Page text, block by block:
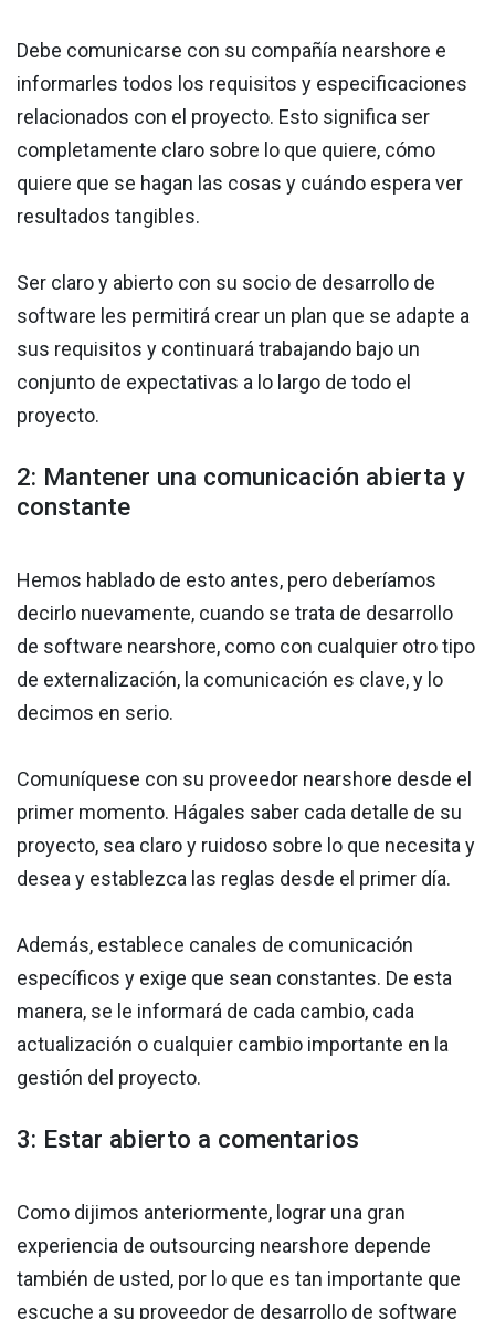
Debe comunicarse con su compañía nearshore e
informarles todos los requisitos y especificaciones
relacionados con el proyecto. Esto significa ser
completamente claro sobre lo que quiere, cómo
quiere que se hagan las cosas y cuándo espera ver
resultados tangibles.
Ser claro y abierto con su socio de desarrollo de
software les permitirá crear un plan que se adapte a
sus requisitos y continuará trabajando bajo un
conjunto de expectativas a lo largo de todo el
proyecto.
2: Mantener una comunicación abierta y
constante
Hemos hablado de esto antes, pero deberíamos
decirlo nuevamente, cuando se trata de desarrollo
de software nearshore, como con cualquier otro tipo
de externalización, la comunicación es clave, y lo
decimos en serio.
Comuníquese con su proveedor nearshore desde el
primer momento. Hágales saber cada detalle de su
proyecto, sea claro y ruidoso sobre lo que necesita y
desea y establezca las reglas desde el primer día.
Además, establece canales de comunicación
específicos y exige que sean constantes. De esta
manera, se le informará de cada cambio, cada
actualización o cualquier cambio importante en la
gestión del proyecto.
3: Estar abierto a comentarios
Como dijimos anteriormente, lograr una gran
experiencia de outsourcing nearshore depende
también de usted, por lo que es tan importante que
escuche a su proveedor de desarrollo de software